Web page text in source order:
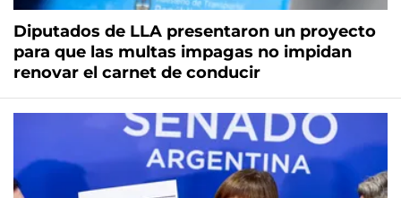
Diputados de LLA presentaron un proyecto
para que las multas impagas no impidan
renovar el carnet de conducir